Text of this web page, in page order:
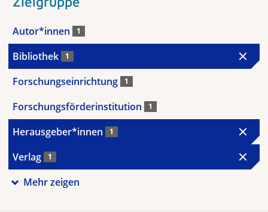
Autor*innen 1
Bibliothek 1
Forschungseinrichtung 1
Forschungsförderinstitution 1
Herausgeber*innen 1
Verlag 1
Mehr zeigen